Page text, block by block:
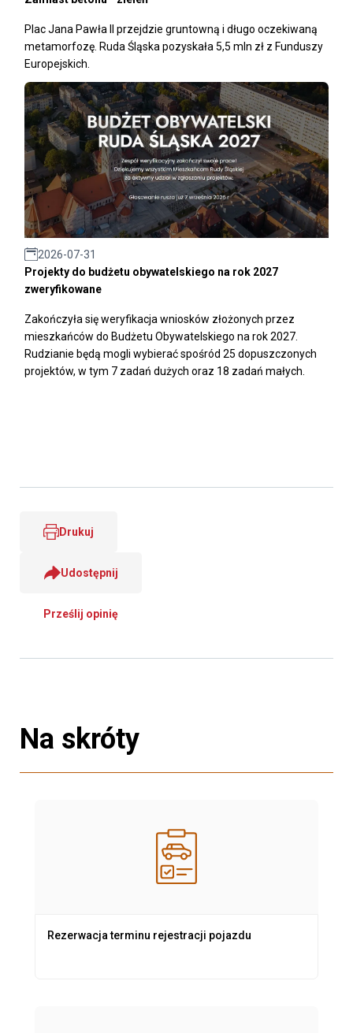
Plac Jana Pawła II przejdzie gruntowną i długo oczekiwaną
metamorfozę. Ruda Śląska pozyskała 5,5 mln zł z Funduszy
Europejskich.
2026-07-31
Projekty do budżetu obywatelskiego na rok 2027
zweryfikowane
Zakończyła się weryfikacja wniosków złożonych przez
mieszkańców do Budżetu Obywatelskiego na rok 2027.
Rudzianie będą mogli wybierać spośród 25 dopuszczonych
projektów, w tym 7 zadań dużych oraz 18 zadań małych.
Drukuj
Udostępnij
Prześlij opinię
Na skróty
Rezerwacja terminu rejestracji pojazdu